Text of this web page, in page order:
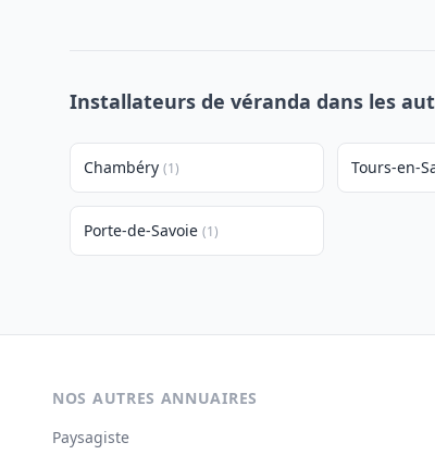
Installateurs de véranda dans les
Chambéry (1) Tours-en-
Porte-de-Savoie (1)
NOS AUTRES ANNUAIRES
Paysagiste